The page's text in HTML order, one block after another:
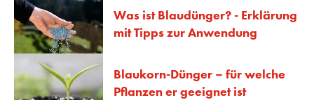
Was ist Blaudünger? - Erklärung
mit Tipps zur Anwendung
Blaukorn-Dünger – für welche
Pflanzen er geeignet ist